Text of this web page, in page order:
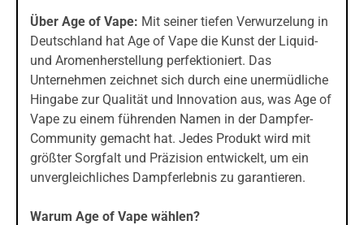
Über Age of Vape: Mit seiner tiefen Verwurzelung in
Deutschland hat Age of Vape die Kunst der Liquid-
und Aromenherstellung perfektioniert. Das
Unternehmen zeichnet sich durch eine unermüdliche
Hingabe zur Qualität und Innovation aus, was Age of
Vape zu einem führenden Namen in der Dampfer-
Community gemacht hat. Jedes Produkt wird mit
größter Sorgfalt und Präzision entwickelt, um ein
unvergleichliches Dampferlebnis zu garantieren.
Warum Age of Vape wählen?